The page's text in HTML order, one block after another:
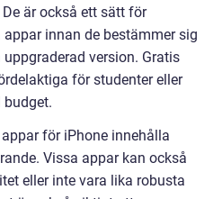
är också ett sätt för
innan de bestämmer sig
version. Gratis
för studenter eller
budget.
för iPhone innehålla
Vissa appar kan också
eller inte vara lika robusta